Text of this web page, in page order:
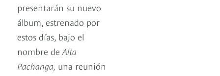
presentarán su nuevo
álbum, estrenado por
estos días, bajo el
nombre deAlta
Pachanga, una reunión